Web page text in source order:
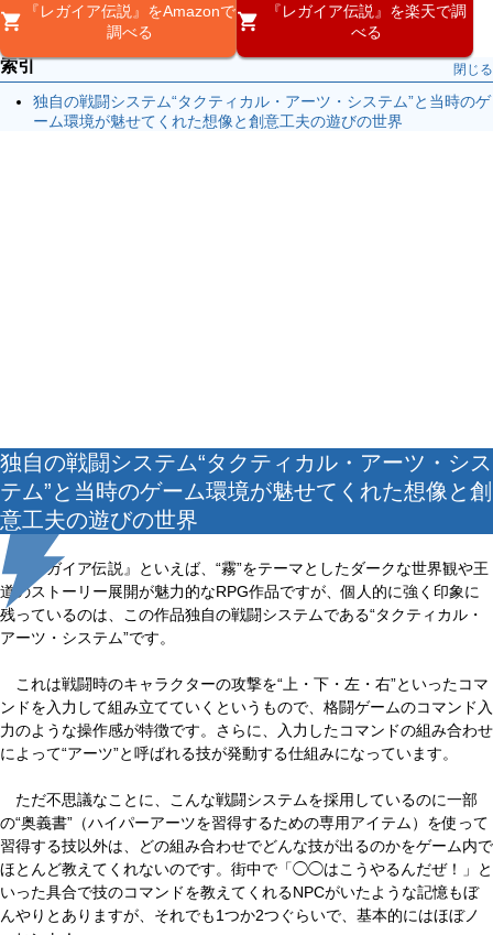
『レガイア伝説』をAmazonで
調べる
『レガイア伝説』を楽天で調
べる
索引 閉じる
独自の戦闘システム“タクティカル・アーツ・システム”と当時のゲ
ーム環境が魅せてくれた想像と創意工夫の遊びの世界
独自の戦闘システム“タクティカル・アーツ・シス
テム”と当時のゲーム環境が魅せてくれた想像と創
意工夫の遊びの世界
『レガイア伝説』といえば、“霧”をテーマとしたダークな世界観や王
道のストーリー展開が魅力的なRPG作品ですが、個人的に強く印象に
残っているのは、この作品独自の戦闘システムである“タクティカル・
アーツ・システム”です。
これは戦闘時のキャラクターの攻撃を“上・下・左・右”といったコマ
ンドを入力して組み立てていくというもので、格闘ゲームのコマンド入
力のような操作感が特徴です。さらに、入力したコマンドの組み合わせ
によって“アーツ”と呼ばれる技が発動する仕組みになっています。
ただ不思議なことに、こんな戦闘システムを採用しているのに一部
の“奥義書”（ハイパーアーツを習得するための専用アイテム）を使って
習得する技以外は、どの組み合わせでどんな技が出るのかをゲーム内で
ほとんど教えてくれないのです。街中で「◯◯はこうやるんだぜ！」と
いった具合で技のコマンドを教えてくれるNPCがいたような記憶もぼ
んやりとありますが、それでも1つか2つぐらいで、基本的にはほぼノ